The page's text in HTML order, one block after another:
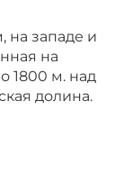
на западе и
на
1800 м. над
долина.